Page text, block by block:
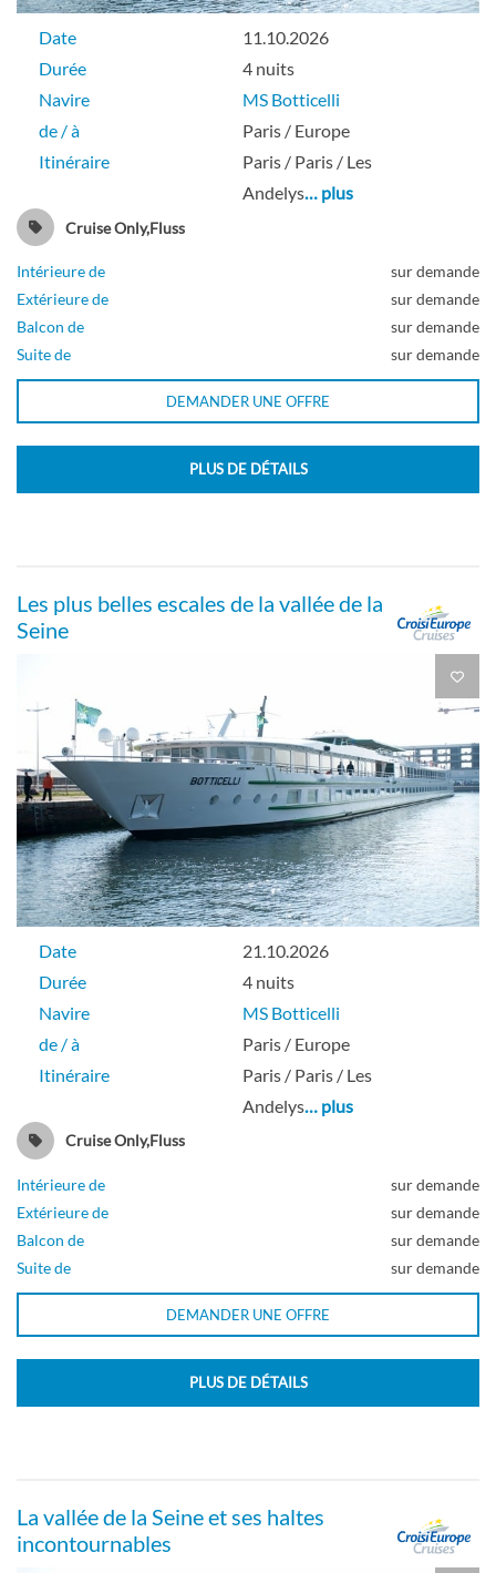
Date
11.10.2026
Durée
4 nuits
Navire
MS Botticelli
de / à
Paris / Europe
Itinéraire
Paris / Paris / Les
Andelys… plus
Cruise Only,Fluss
Intérieure de
sur demande
Extérieure de
sur demande
Balcon de
sur demande
Suite de
sur demande
DEMANDER UNE OFFRE
PLUS DE DÉTAILS
Les plus belles escales de la vallée de la
Seine
Date
21.10.2026
Durée
4 nuits
Navire
MS Botticelli
de / à
Paris / Europe
Itinéraire
Paris / Paris / Les
Andelys… plus
Cruise Only,Fluss
Intérieure de
sur demande
Extérieure de
sur demande
Balcon de
sur demande
Suite de
sur demande
DEMANDER UNE OFFRE
PLUS DE DÉTAILS
La vallée de la Seine et ses haltes
incontournables